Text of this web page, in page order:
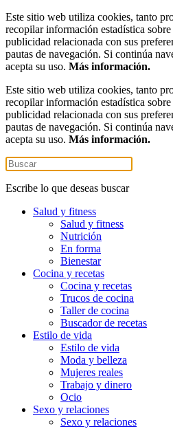
Este sitio web utiliza cookies, tanto
recopilar información estadística
publicidad relacionada con sus
pautas de navegación. Si continúa
acepta su uso. Más información.
Este sitio web utiliza cookies, tanto
recopilar información estadística
publicidad relacionada con sus
pautas de navegación. Si continúa
acepta su uso. Más información.
Escribe lo que deseas buscar
Salud y fitness
Salud y fitness
Nutrición
En forma
Bienestar
Cocina y recetas
Cocina y recetas
Trucos de cocina
Taller de cocina
Buscador de recetas
Estilo de vida
Estilo de vida
Moda y belleza
Mujeres reales
Trabajo y dinero
Ocio
Sexo y relaciones
Sexo y relaciones